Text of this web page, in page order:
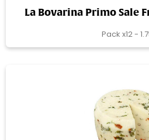
La Bovarina Primo Sale
Pack x12 -